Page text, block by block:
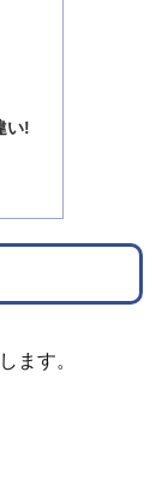
い!
ます。